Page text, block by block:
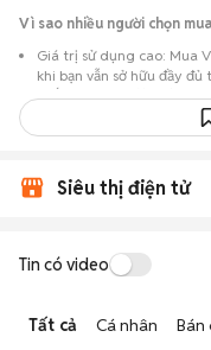
Vì sao nhiều người chọn
Giá trị sử dụng cao: Mua
khi bạn vẫn sở hữu đầy
thấp hơn máy đập hộp.
Lựa chọn theo sát nhu
Test máy tại chỗ: Tạo
Dễ dàng thương lượng:
hai bên trao đổi giá cả
Siêu thị điện tử
Tin có video
Tất cả Cá nhân Bán